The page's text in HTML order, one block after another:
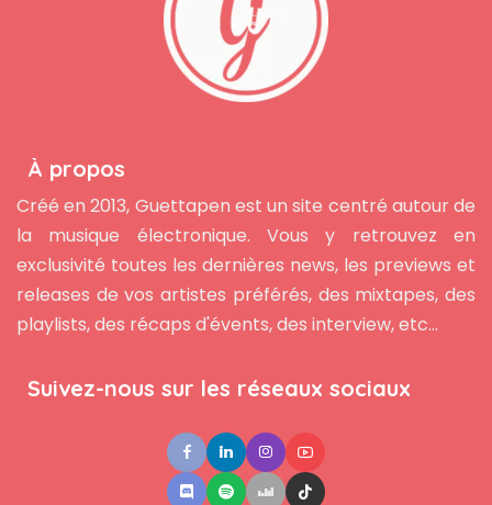
À propos
Créé en 2013, Guettapen est un site centré autour de
la musique électronique. Vous y retrouvez en
exclusivité toutes les dernières news, les previews et
releases de vos artistes préférés, des mixtapes, des
playlists, des récaps d'évents, des interview, etc...
Suivez-nous sur les réseaux sociaux